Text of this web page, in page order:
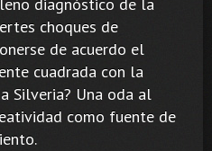
diagnóstico de la
choques de
de acuerdo el
cuadrada con la
Silveria? Una oda al
como fuente de